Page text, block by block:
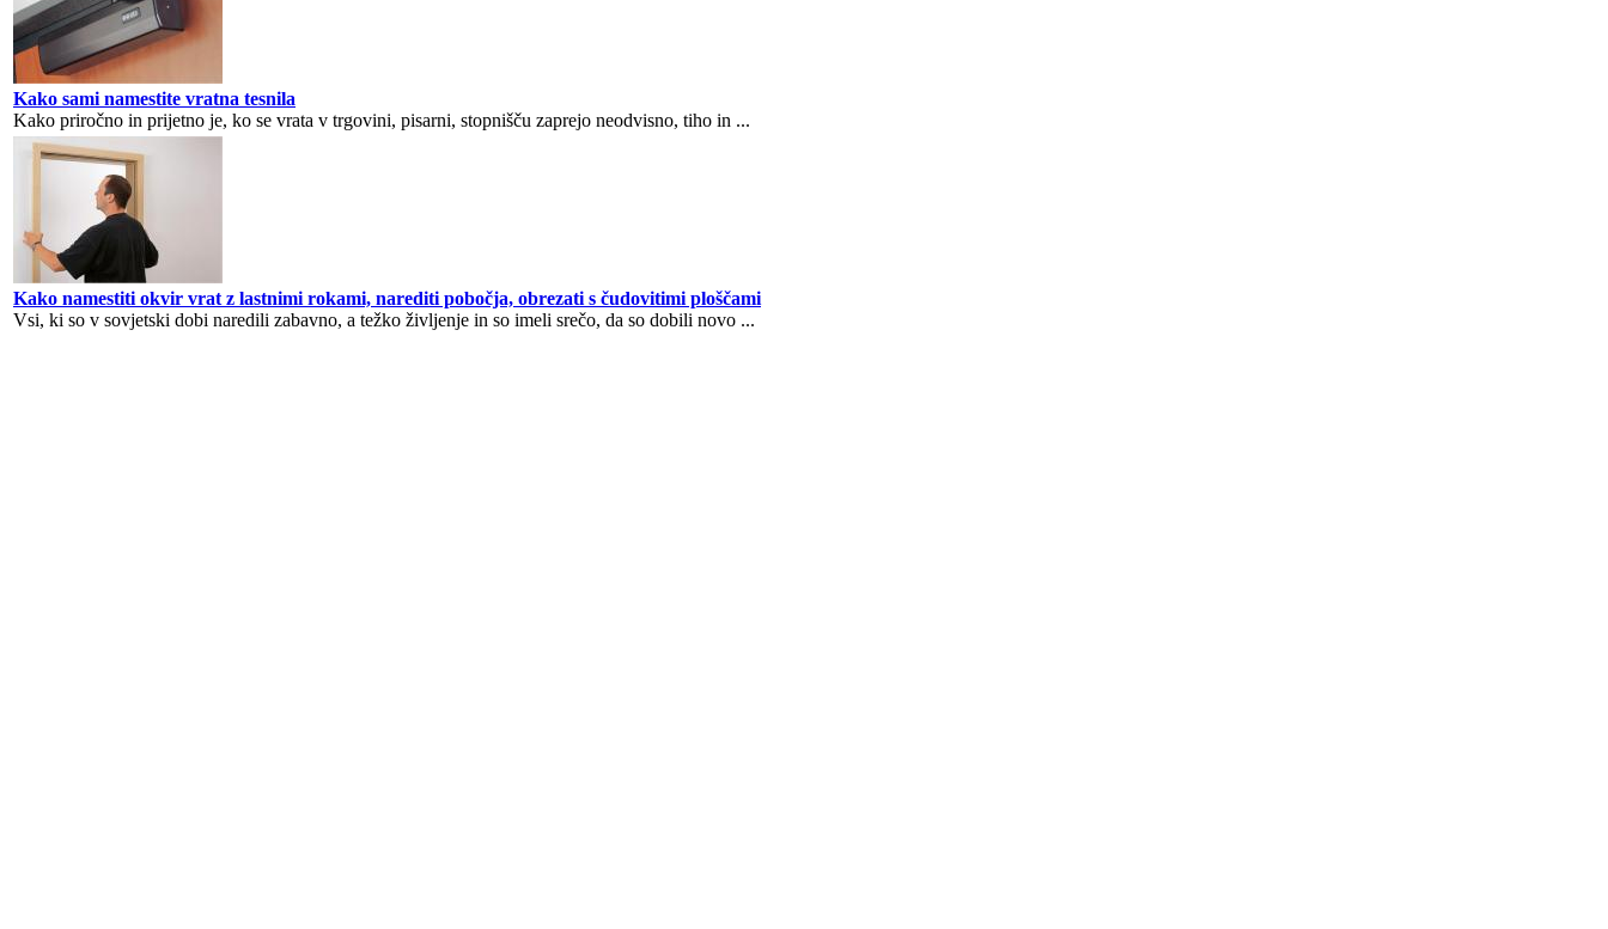
Kako sami namestite vratna tesnila
Kako priročno in prijetno je, ko se vrata v trgovini, pisarni, stopnišču zaprejo neodvisno, tiho in ...
Kako namestiti okvir vrat z lastnimi rokami, narediti pobočja, obrezati s čudovitimi ploščami
Vsi, ki so v sovjetski dobi naredili zabavno, a težko življenje in so imeli srečo, da so dobili novo ...